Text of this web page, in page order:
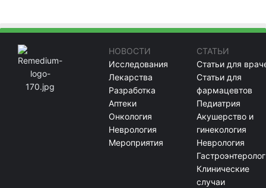
НОВОСТИ
Исследования
Лекарства
Разработка
Аптеки
Онкология
Неврология
Мероприятия
СТАТЬИ
Статьи для
Статьи для
фармацевтов
Педиатрия
Акушерство и
гинекология
Неврология
Клинические
случаи